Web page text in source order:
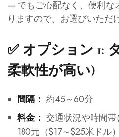
— でもご心配なく、便利な
りますので、お選びいただ
✅ オプション 1:
柔軟性が高い)
間隔： 約45～60分
料金： 交通状況や時間
180元（$17～$25米ドル）